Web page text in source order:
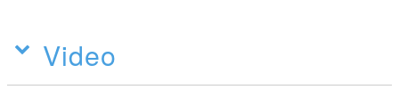
Video